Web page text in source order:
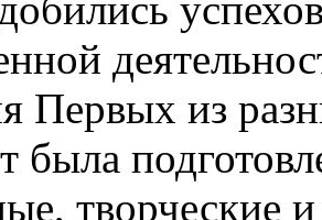
Первых из
была
творческие